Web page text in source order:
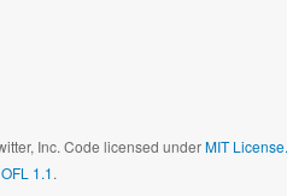
Inc. Code licensed underMIT License.
1.1.